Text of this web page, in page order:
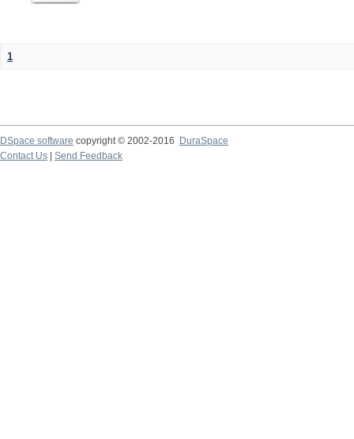
1
DSpace software copyright © 2002-2016
DuraSpace
Contact Us
Send Feedback